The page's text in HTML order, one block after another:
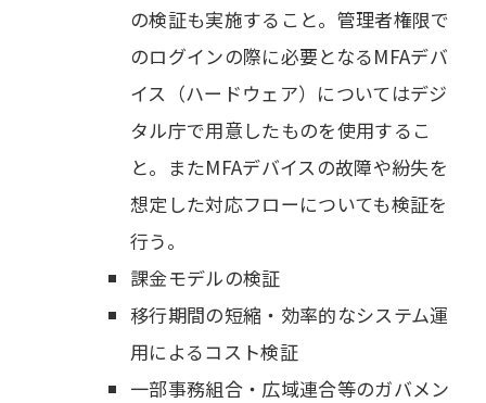
の検証も実施すること。管理者権限で
のログインの際に必要となるMFAデバ
イス（ハードウェア）についてはデジ
タル庁で用意したものを使用するこ
と。またMFAデバイスの故障や紛失を
想定した対応フローについても検証を
行う。
課金モデルの検証
移行期間の短縮・効率的なシステム運
用によるコスト検証
一部事務組合・広域連合等のガバメン